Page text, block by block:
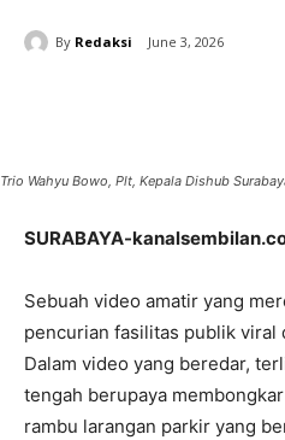
By Redaksi June 3, 2026
Trio Wahyu Bowo, Plt, Kepala Dishub
SURABAYA-
Sebuah video amatir yang
pencurian fasilitas publik viral
Dalam video yang beredar,
tengah berupaya
rambu larangan parkir yang